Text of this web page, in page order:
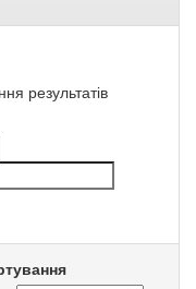
результатів